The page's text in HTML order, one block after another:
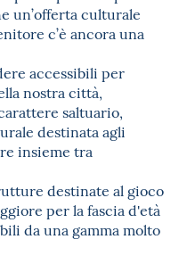
un’offerta culturale
c’è ancora una
accessibili per
nostra città,
saltuario,
destinata agli
insieme tra
destinate al gioco
per la fascia d'età
da una gamma molto